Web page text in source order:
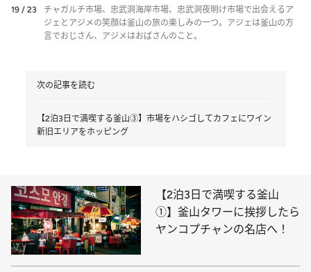
19 / 23
チャガルチ市場、忠武洞海岸市場、忠武洞夜明け市場で出会えるア
ジェとアジメの笑顔は釜山の旅の楽しみの一つ。アジェは釜山の方
言でおじさん、アジメはおばさんのこと。
次の記事を読む
【2泊3日で満喫する釜山③】市場をハシゴしてカフェにワイン
新旧エリアをホッピング
【2泊3日で満喫する釜山
①】釜山タワーに挨拶したら
ヤンコプチャンの名店へ！